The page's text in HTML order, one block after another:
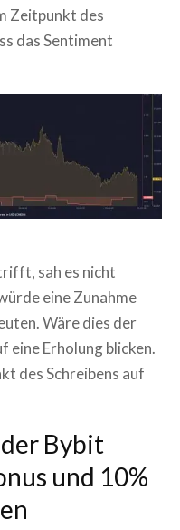
Zeitpunkt des
das Sentiment
sah es nicht
eine Zunahme
Wäre dies der
eine Erholung blicken.
des Schreibens auf
Bybit
und 10%